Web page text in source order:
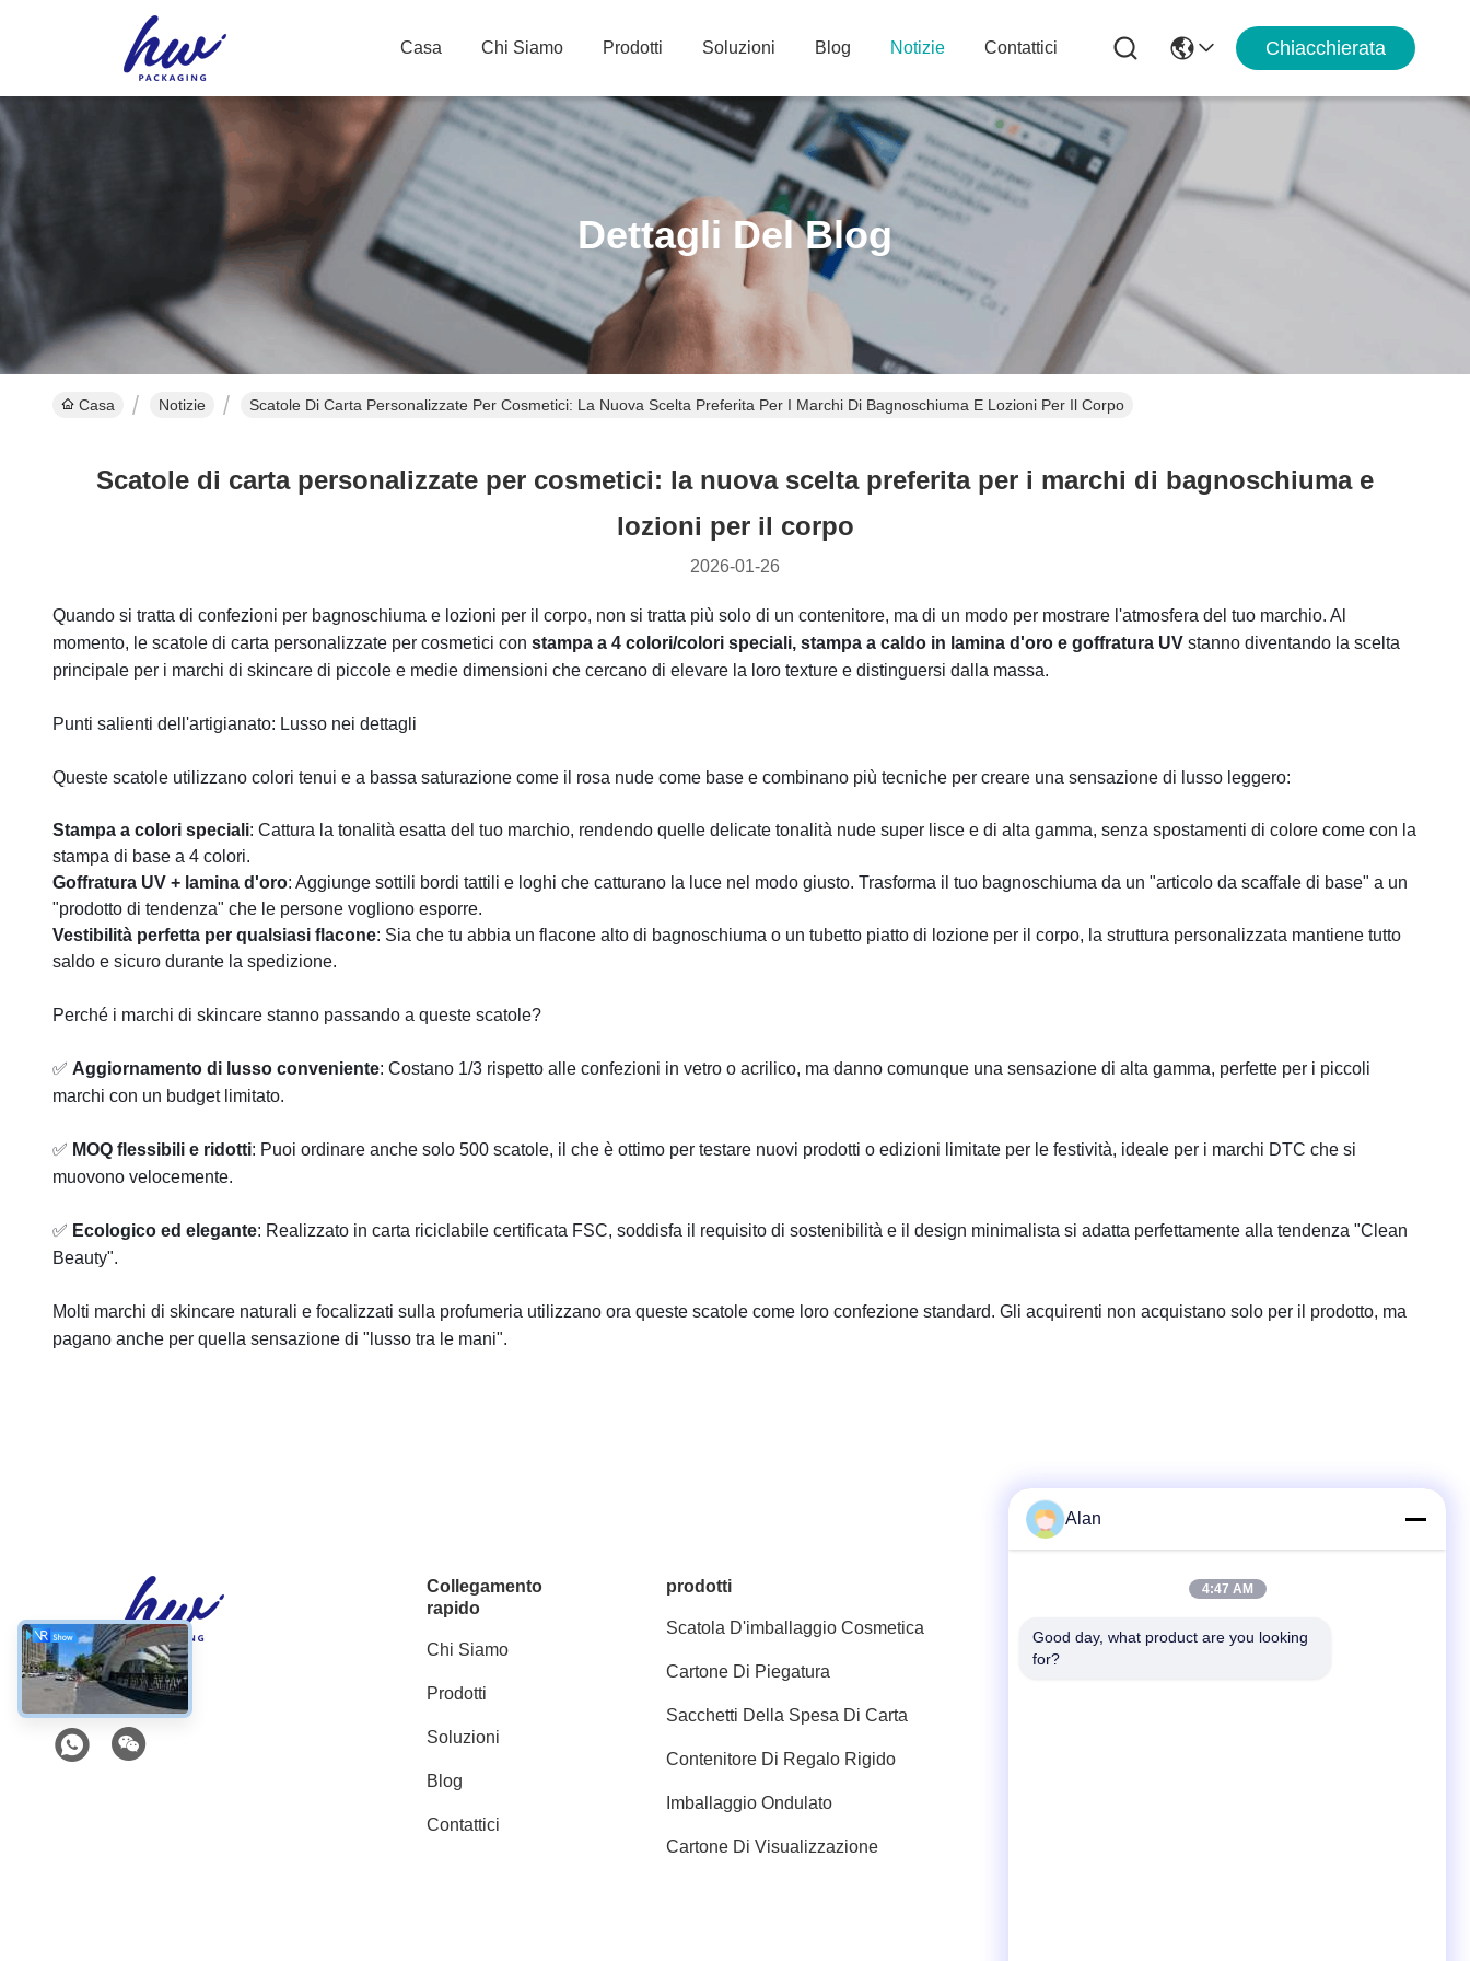
Casa Chi Siamo Prodotti Soluzioni Blog Notizie Contattici Chiacchierata
Dettagli Del Blog
Casa Notizie Scatole Di Carta Personalizzate Per Cosmetici: La Nuova Scelta Preferita Per I Marchi Di Bagnoschiuma E Lozioni Per Il Corpo
Scatole di carta personalizzate per cosmetici: la nuova scelta preferita per i marchi di bagnoschiuma e
lozioni per il corpo
2026-01-26
Quando si tratta di confezioni per bagnoschiuma e lozioni per il corpo, non si tratta più solo di un contenitore, ma di un modo per mostrare l'atmosfera del tuo marchio. Al
momento, le scatole di carta personalizzate per cosmetici con stampa a 4 colori/colori speciali, stampa a caldo in lamina d'oro e goffratura UV stanno diventando la scelta
principale per i marchi di skincare di piccole e medie dimensioni che cercano di elevare la loro texture e distinguersi dalla massa.
Punti salienti dell'artigianato: Lusso nei dettagli
Queste scatole utilizzano colori tenui e a bassa saturazione come il rosa nude come base e combinano più tecniche per creare una sensazione di lusso leggero:
Stampa a colori speciali: Cattura la tonalità esatta del tuo marchio, rendendo quelle delicate tonalità nude super lisce e di alta gamma, senza spostamenti di colore come con la
stampa di base a 4 colori.
Goffratura UV + lamina d'oro: Aggiunge sottili bordi tattili e loghi che catturano la luce nel modo giusto. Trasforma il tuo bagnoschiuma da un "articolo da scaffale di base" a un
"prodotto di tendenza" che le persone vogliono esporre.
Vestibilità perfetta per qualsiasi flacone: Sia che tu abbia un flacone alto di bagnoschiuma o un tubetto piatto di lozione per il corpo, la struttura personalizzata mantiene tutto
saldo e sicuro durante la spedizione.
Perché i marchi di skincare stanno passando a queste scatole?
✅ Aggiornamento di lusso conveniente: Costano 1/3 rispetto alle confezioni in vetro o acrilico, ma danno comunque una sensazione di alta gamma, perfette per i piccoli
marchi con un budget limitato.
✅ MOQ flessibili e ridotti: Puoi ordinare anche solo 500 scatole, il che è ottimo per testare nuovi prodotti o edizioni limitate per le festività, ideale per i marchi DTC che si
muovono velocemente.
✅ Ecologico ed elegante: Realizzato in carta riciclabile certificata FSC, soddisfa il requisito di sostenibilità e il design minimalista si adatta perfettamente alla tendenza "Clean
Beauty".
Molti marchi di skincare naturali e focalizzati sulla profumeria utilizzano ora queste scatole come loro confezione standard. Gli acquirenti non acquistano solo per il prodotto, ma
pagano anche per quella sensazione di "lusso tra le mani".
Social media
Collegamento
rapido
Chi Siamo
Prodotti
Soluzioni
Blog
Contattici
prodotti
Scatola D'imballaggio Cosmetica
Cartone Di Piegatura
Sacchetti Della Spesa Di Carta
Contenitore Di Regalo Rigido
Imballaggio Ondulato
Cartone Di Visualizzazione
Contatto rapido
Telefono
Alan
4:47 AM
Good day, what product are you looking
for?